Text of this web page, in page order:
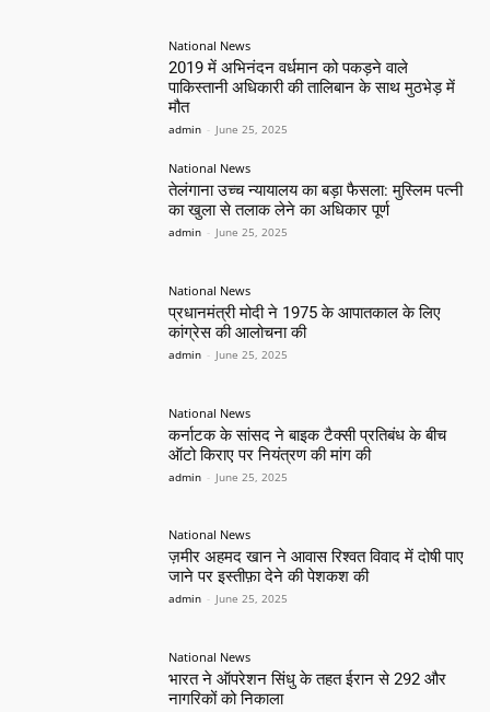
National News
2019 में अभिनंदन वर्धमान को पकड़ने वाले
पाकिस्तानी अधिकारी की तालिबान के साथ मुठभेड़ में
मौत
admin - June 25, 2025
National News
तेलंगाना उच्च न्यायालय का बड़ा फैसला: मुस्लिम पत्नी
का खुला से तलाक लेने का अधिकार पूर्ण
admin - June 25, 2025
National News
प्रधानमंत्री मोदी ने 1975 के आपातकाल के लिए
कांग्रेस की आलोचना की
admin - June 25, 2025
National News
कर्नाटक के सांसद ने बाइक टैक्सी प्रतिबंध के बीच
ऑटो किराए पर नियंत्रण की मांग की
admin - June 25, 2025
National News
ज़मीर अहमद खान ने आवास रिश्वत विवाद में दोषी पाए
जाने पर इस्तीफ़ा देने की पेशकश की
admin - June 25, 2025
National News
भारत ने ऑपरेशन सिंधु के तहत ईरान से 292 और
नागरिकों को निकाला